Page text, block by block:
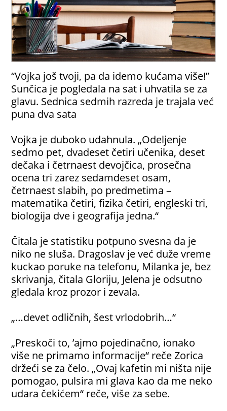
“Vojka još tvoji, pa da idemo kućama više!”
Sunčica je pogledala na sat i uhvatila se za
glavu. Sednica sedmih razreda je trajala već
puna dva sata
Vojka je duboko udahnula. „Odeljenje
sedmo pet, dvadeset četiri učenika, deset
dečaka i četrnaest devojčica, prosečna
ocena tri zarez sedamdeset osam,
četrnaest slabih, po predmetima –
matematika četiri, fizika četiri, engleski tri,
biologija dve i geografija jedna.“
Čitala je statistiku potpuno svesna da je
niko ne sluša. Dragoslav je već duže vreme
kuckao poruke na telefonu, Milanka je, bez
skrivanja, čitala Gloriju, Jelena je odsutno
gledala kroz prozor i zevala.
„…devet odličnih, šest vrlodobrih…“
„Preskoči to, ’ajmo pojedinačno, ionako
više ne primamo informacije“ reče Zorica
držeći se za čelo. „Ovaj kafetin mi ništa nije
pomogao, pulsira mi glava kao da me neko
udara čekićem“ reče, više za sebe.